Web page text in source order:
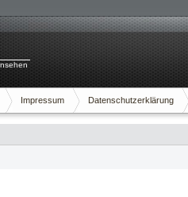
Impressum Datenschutzerklärung